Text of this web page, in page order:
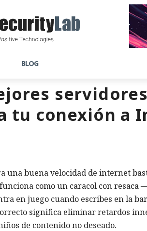
BLOG
tu conexión a
una buena velocidad de internet
como un caracol con resaca
en juego cuando escribes en la
significa eliminar retardos
de contenido no deseado.